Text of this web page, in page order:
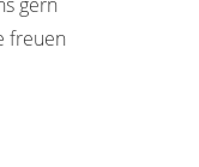
freuen